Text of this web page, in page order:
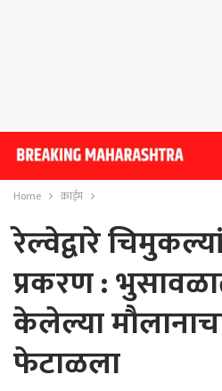
Home क्राईम
रेल्वेद्वारे
प्रकरण :
केलेल्या
फेटाळला